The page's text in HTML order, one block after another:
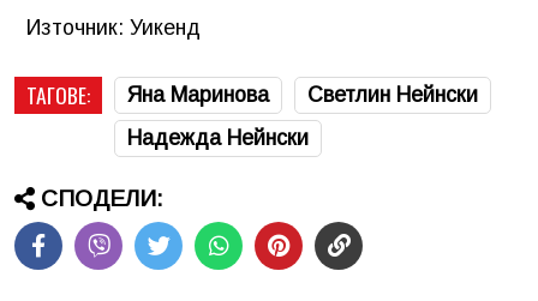
Източник: Уикенд
ТАГОВЕ: Яна Маринова
Светлин Нейнски
Надежда Нейнски
СПОДЕЛИ: